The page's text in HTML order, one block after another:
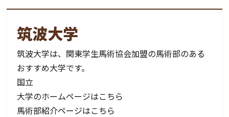
筑波大学
筑波大学は、関東学生馬術協会加盟の馬術部のある
おすすめ大学です。
国立
大学のホームページはこちら
馬術部紹介ページはこちら